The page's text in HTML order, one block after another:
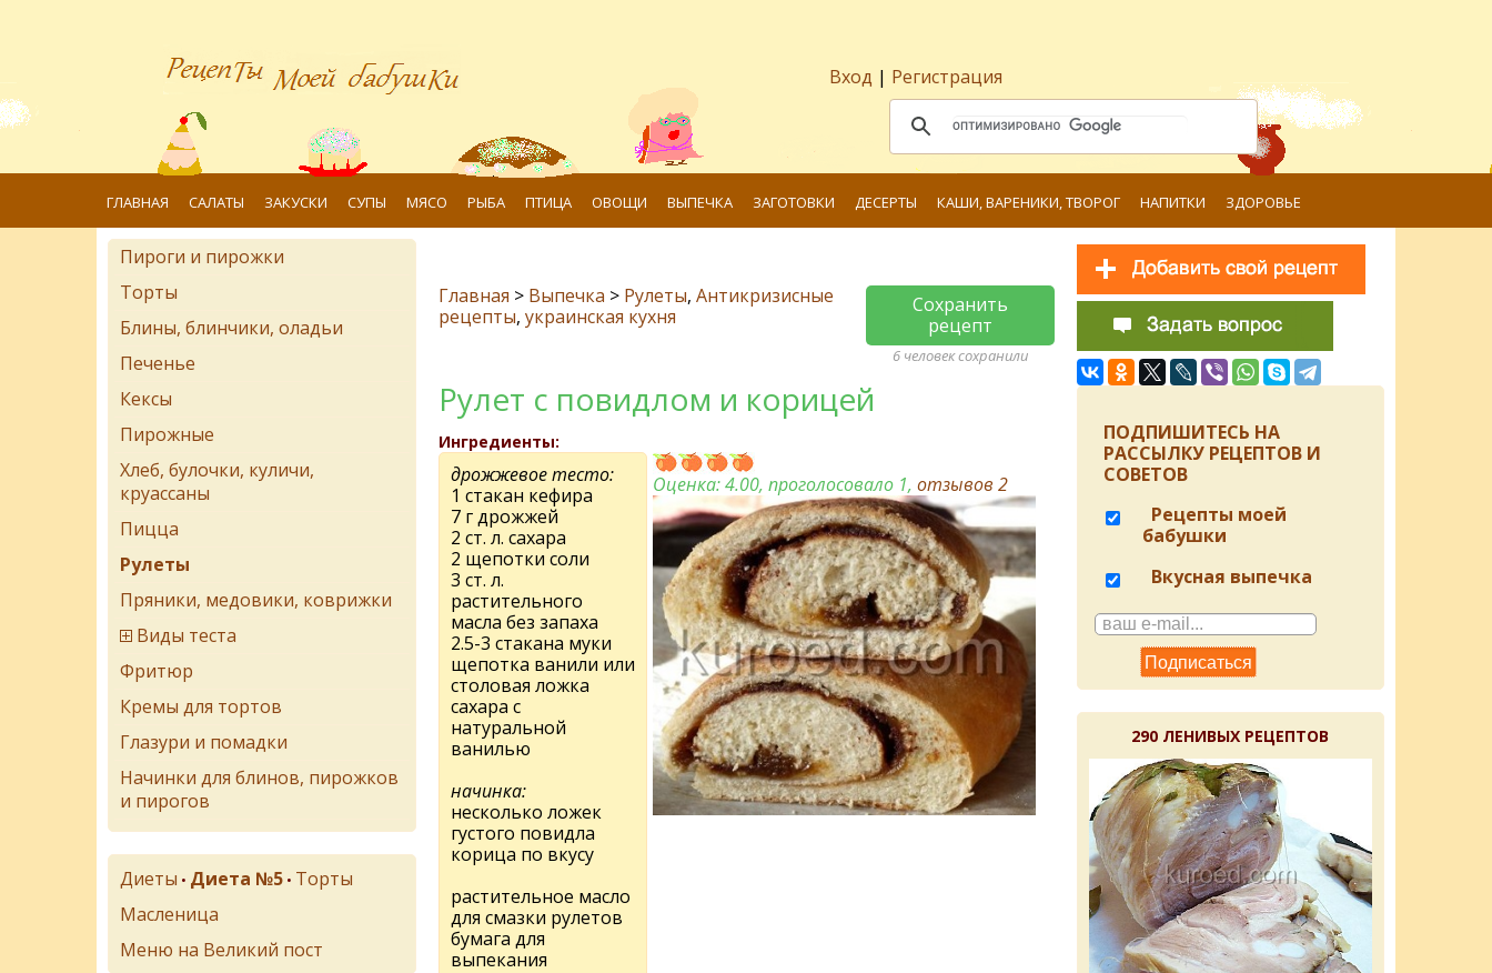
Вход | Регистрация
ГЛАВНАЯ САЛАТЫ ЗАКУСКИ СУПЫ МЯСО РЫБА ПТИЦА ОВОЩИ ВЫПЕЧКА ЗАГОТОВКИ ДЕСЕРТЫ КАШИ, ВАРЕНИКИ, ТВОРОГ НАПИТКИ ЗДОРОВЬЕ
Главная > Выпечка > Рулеты, Антикризисные
рецепты, украинская кухня
Сохранить
рецепт
6 человек сохранили
Рулет с повидлом и корицей
Ингредиенты:
дрожжевое тесто:
1 стакан кефира
7 г дрожжей
2 ст. л. сахара
2 щепотки соли
3 ст. л.
растительного
масла без запаха
2.5-3 стакана муки
щепотка ванили или
столовая ложка
сахара с
натуральной
ванилью
начинка:
несколько ложек
густого повидла
корица по вкусу
растительное масло
для смазки рулетов
бумага для
выпекания
Оценка:4.00, проголосовало 1,отзывов2
Пироги и пирожки
Торты
Блины, блинчики, оладьи
Печенье
Кексы
Пирожные
Хлеб, булочки, куличи,
круассаны
Пицца
Рулеты
Пряники, медовики, коврижки
Виды теста
Фритюр
Кремы для тортов
Глазури и помадки
Начинки для блинов, пирожков
и пирогов
Диеты • Диета №5 • Торты
Масленица
Меню на Великий пост
ПОДПИШИТЕСЬ НА
РАССЫЛКУ РЕЦЕПТОВ И
СОВЕТОВ
Рецепты моей
бабушки
Вкусная выпечка
290 ЛЕНИВЫХ РЕЦЕПТОВ